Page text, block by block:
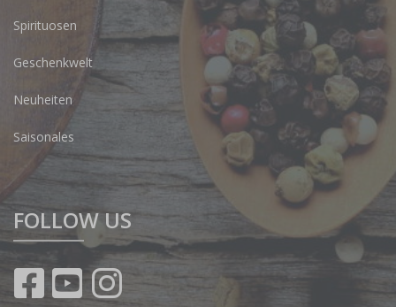
Spirituosen
Geschenkwelt
Neuheiten
Saisonales
FOLLOW US